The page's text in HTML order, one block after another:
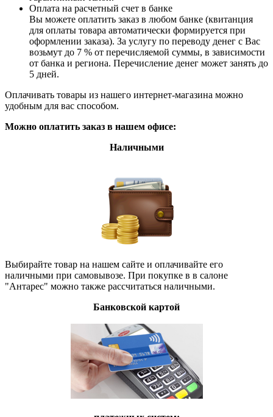
Оплата на расчетный счет в банке
Вы можете оплатить заказ в любом банке (квитанция
для оплаты товара автоматически формируется при
оформлении заказа). За услугу по переводу денег с Вас
возьмут до 7 % от перечисляемой суммы, в зависимости
от банка и региона. Перечисление денег может занять до
5 дней.
Оплачивать товары из нашего интернет-магазина можно
удобным для вас способом.
Можно оплатить заказ в нашем офисе:
Наличными
Выбирайте товар на нашем сайте и оплачивайте его
наличными при самовывозе. При покупке в в салоне
"Антарес" можно также рассчитаться наличными.
Банковской картой